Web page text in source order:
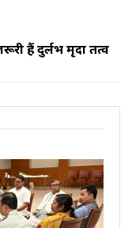
हैं दुर्लभ मृदा तत्व